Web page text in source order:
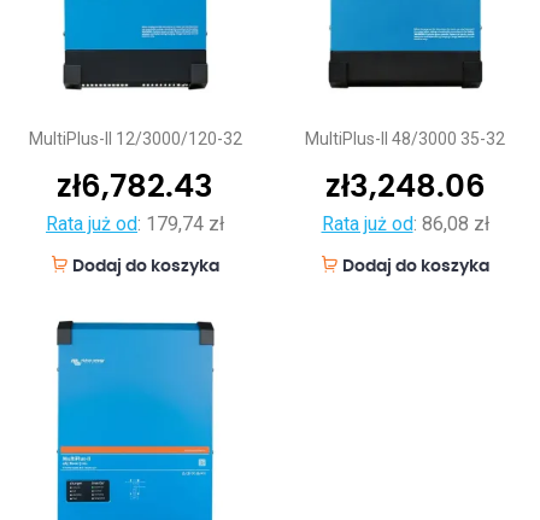
MultiPlus-II 12/3000/120-32
zł6,782.43
Rata już od: 179,74 zł
Dodaj do koszyka
MultiPlus-II 48/3000 35-32
zł3,248.06
Rata już od: 86,08 zł
Dodaj do koszyka